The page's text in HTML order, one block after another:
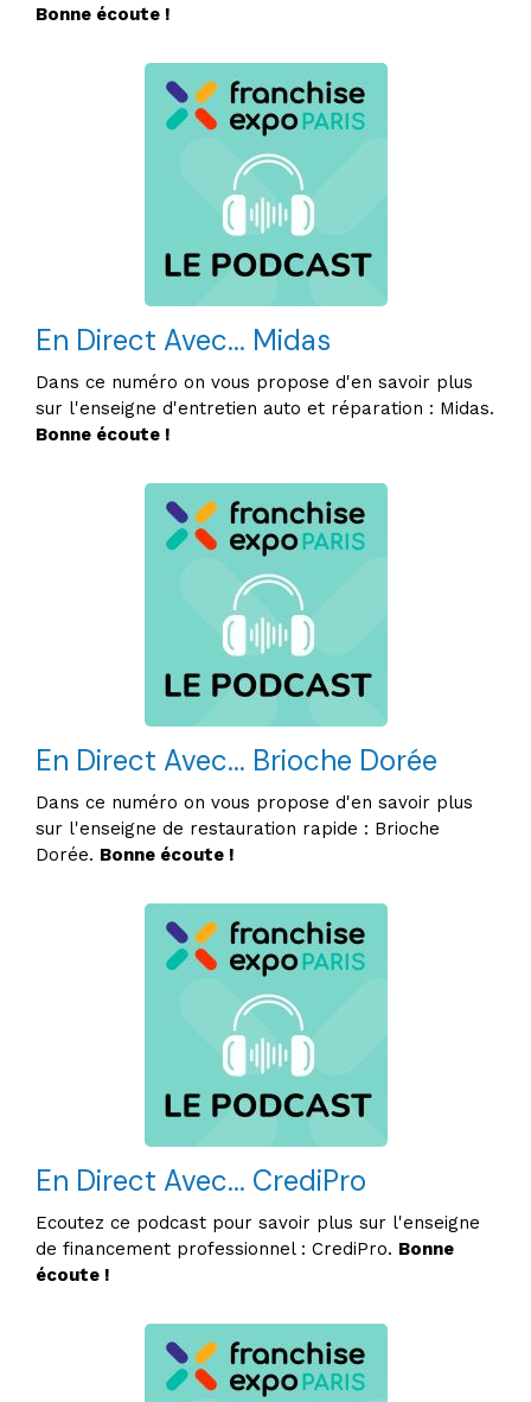
Bonne écoute !
En Direct Avec... Midas
Dans ce numéro on vous propose d'en savoir plus
sur l'enseigne d'entretien auto et réparation : Midas.
Bonne écoute !
En Direct Avec... Brioche Dorée
Dans ce numéro on vous propose d'en savoir plus
sur l'enseigne de restauration rapide : Brioche
Dorée. Bonne écoute !
En Direct Avec... CrediPro
Ecoutez ce podcast pour savoir plus sur l'enseigne
de financement professionnel : CrediPro. Bonne
écoute !